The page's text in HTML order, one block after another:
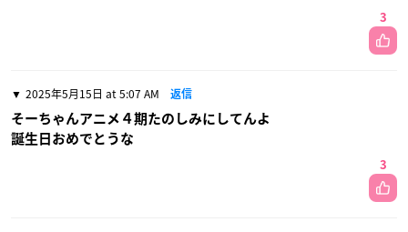
3
2025年5月15日 at 5:07 AM 返信
そーちゃんアニメ４期たのしみにしてんよ
誕生日おめでとうな
3